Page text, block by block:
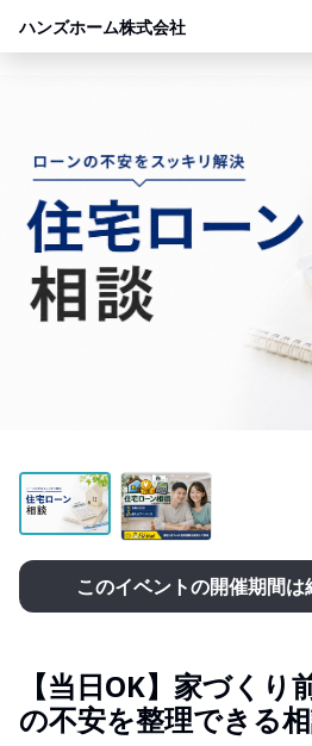
ハンズホーム株式会社
このイベントの開催期間は
【当日OK】家づくり
の不安を整理できる